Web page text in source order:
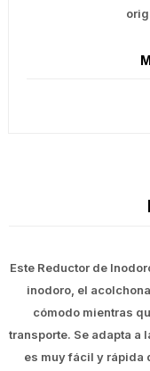
Este Reductor de
inodoro, el
cómodo mientras
transporte. Se adapta a
es muy fácil y rápida